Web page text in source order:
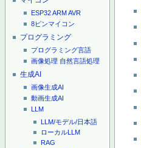
ESP32ARMAVR
8ピンマイコン
プログラミング
プログラミング言語
画像処理 自然言語処理
生成AI
画像生成AI
動画生成AI
LLM
LLM/モデル/日本語
ローカルLLM
RAG